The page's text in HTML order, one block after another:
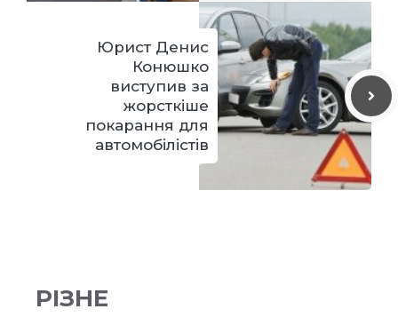
Юрист Денис
Конюшко
виступив за
жорсткіше
покарання для
автомобілістів
РІЗНЕ